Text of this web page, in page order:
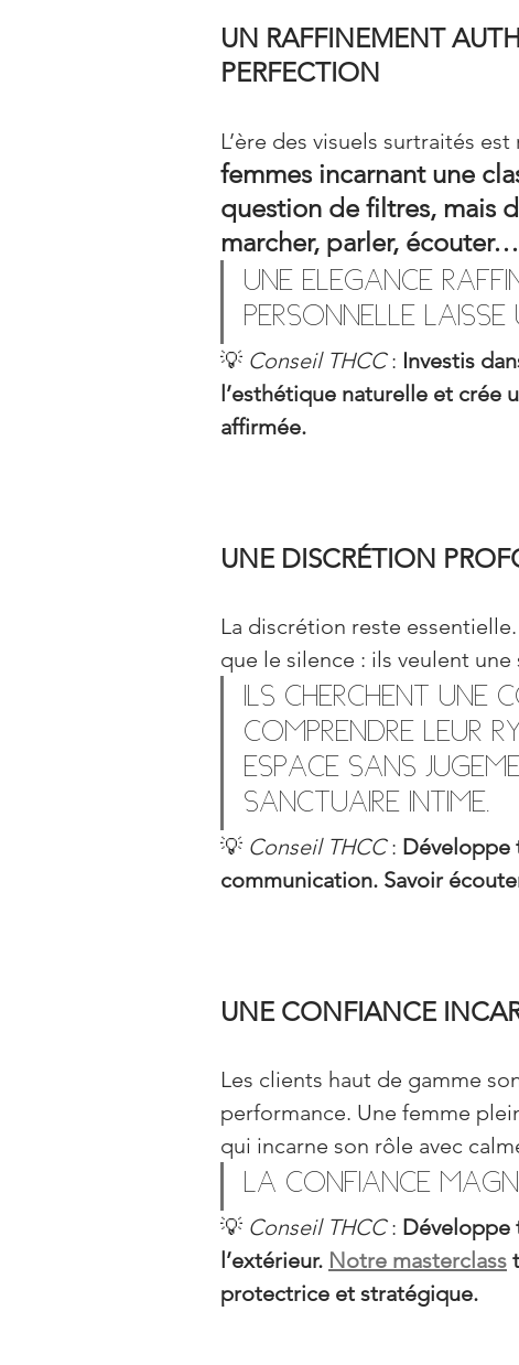
UN RAFFINEMENT
PERFECTION
L’ère des visuels surtraités est
femmes incarnant une
question de filtres, mais
marcher, parler, écouter…
Une élégance
personnelle laisse
💡 Conseil THCC : Investis
l’esthétique naturelle et crée
affirmée.
UNE DISCRÉTION
La discrétion reste
que le silence : ils veulent
Ils cherchent une
comprendre leur
espace sans
sanctuaire intime.
💡 Conseil THCC : Développe
communication. Savoir
UNE CONFIANCE
Les clients haut de gamme
performance. Une femme
qui incarne son rôle avec
La confiance
💡 Conseil THCC : Développe
l’extérieur. Notre masterclass
protectrice et stratégique.